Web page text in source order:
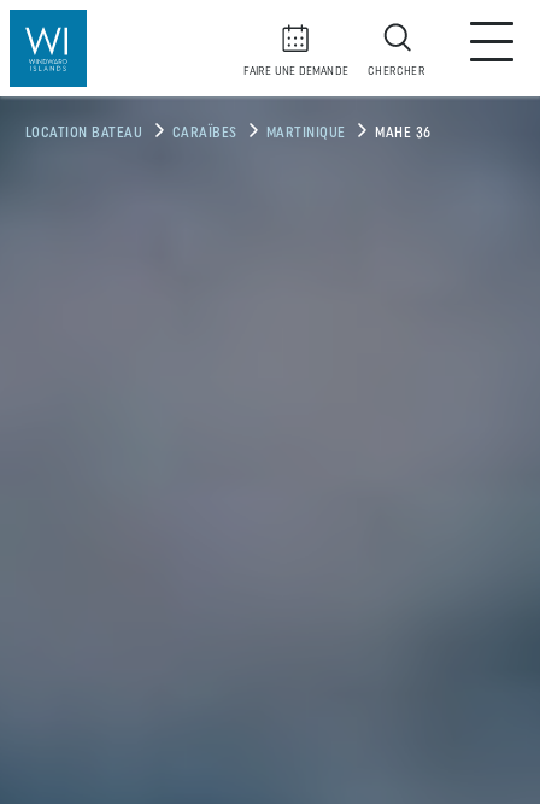
FAIRE UNE DEMANDE CHERCHER
LOCATION BATEAU CARAÏBES MARTINIQUE MAHE 36